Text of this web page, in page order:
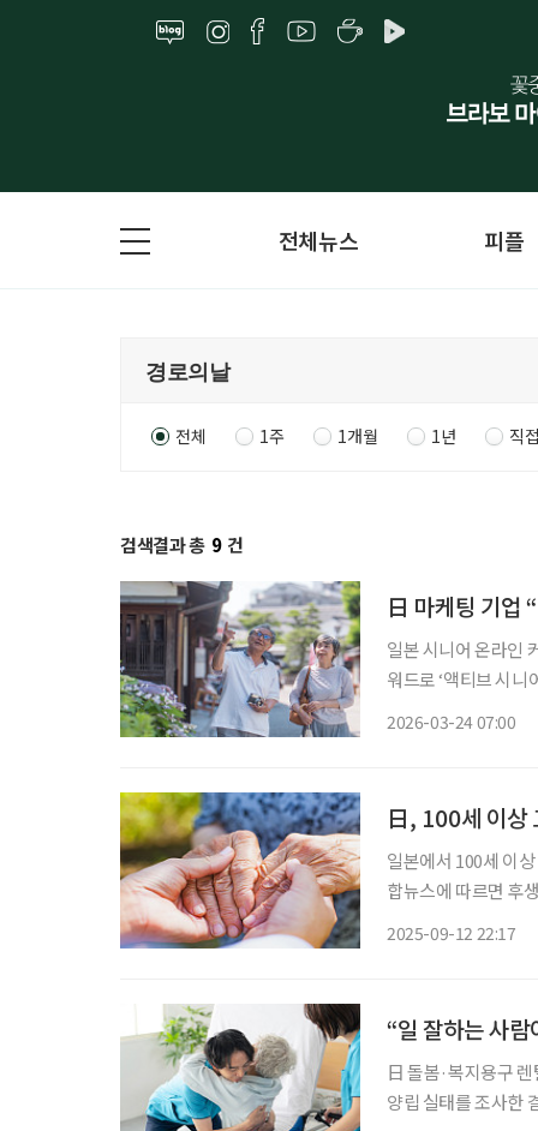
전체뉴스 피플
전체 1주 1개월 1년 직
검색결과 총 9 건
日 마케팅 기업
일본 시니어 온라인
워드로 ‘액티브 시
2026-03-24 07:00
日, 100세 이상
일본에서 100세 이상
합뉴스에 따르면 후
2025-09-12 22:17
“일 잘하는 사
日 돌봄·복지용구
양립 실태를 조사한